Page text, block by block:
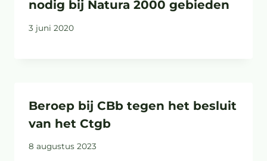
nodig bij Natura 2000 gebieden
3 juni 2020
Beroep bij CBb tegen het besluit
van het Ctgb
8 augustus 2023